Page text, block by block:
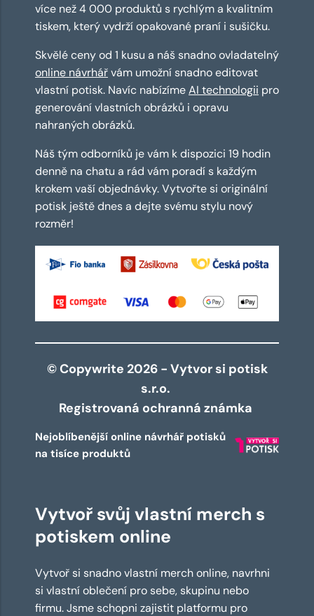
více než 4 000 produktů s rychlým a kvalitním
tiskem, který vydrží opakované praní i sušičku.
Skvělé ceny od 1 kusu a náš snadno ovladatelný
online návrhářvám umožní snadno editovat
vlastní potisk. Navíc nabízímeAI technologii pro
generování vlastních obrázků i opravu
nahraných obrázků.
Náš tým odborníků je vám k dispozici 19 hodin
denně na chatu a rád vám poradí s každým
krokem vaší objednávky. Vytvořte si originální
potisk ještě dnes a dejte svému stylu nový
rozměr!
© Copywrite 2026 - Vytvor si potisk
s.r.o.
Registrovaná ochranná známka
Nejoblíbenější online návrhář potisků
na tisíce produktů
Vytvoř svůj vlastní merch s
potiskem online
Vytvoř si snadno vlastní merch online, navrhni
si vlastní oblečení pro sebe, skupinu nebo
firmu. Jsme schopni zajistit platformu pro